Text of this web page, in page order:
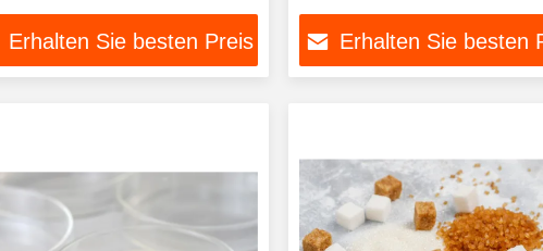
Erhalten Sie besten Preis
Verpackung und Lagerung
lagernErhalten Sie besten